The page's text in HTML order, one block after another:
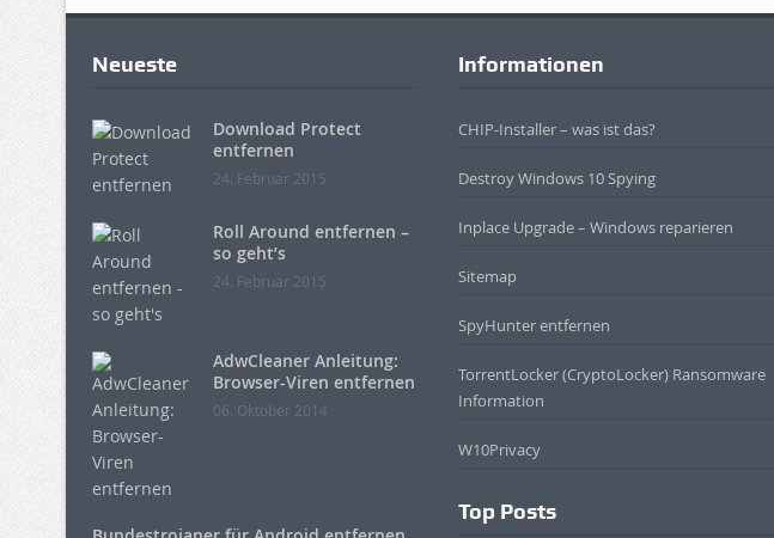
Neueste
Download Protect
entfernen
24. Februar 2015
Roll Around entfernen –
so geht’s
24. Februar 2015
AdwCleaner Anleitung:
Browser-Viren entfernen
06. Oktober 2014
Informationen
CHIP-Installer – was ist das?
Destroy Windows 10 Spying
Inplace Upgrade – Windows reparieren
Sitemap
SpyHunter entfernen
TorrentLocker (CryptoLocker) Ransomware
Information
W10Privacy
Top Posts